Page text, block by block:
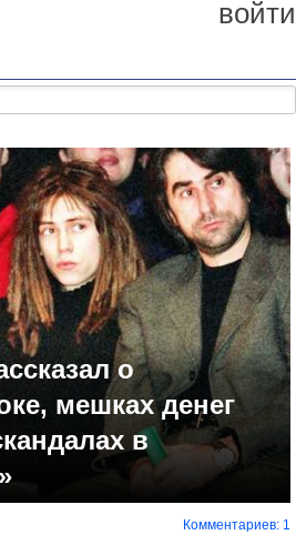
войти
о
мешках денег
в
Комментариев: 1